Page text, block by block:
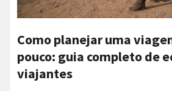
Como planejar uma
pouco: guia completo de
viajantes